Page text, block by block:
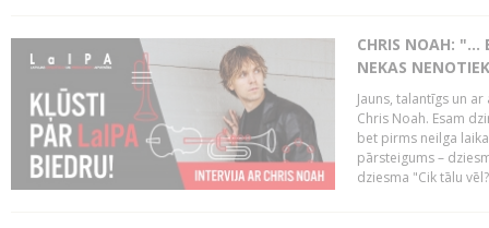
CHRIS NOAH: "…
NEKAS
Jauns, talantīgs un
Chris Noah. Esam
bet pirms neilga
pārsteigums –
dziesma "Cik tālu